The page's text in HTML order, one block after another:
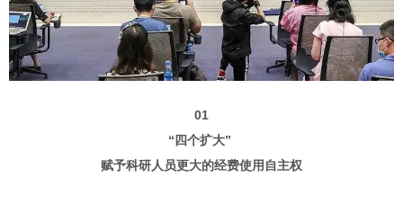
01
“四个扩大”
赋予科研人员更大的经费使用自主权